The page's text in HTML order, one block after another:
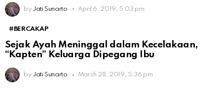
by Jati Sunarto April 6, 2019, 5:03 pm
#BERCAKAP
Sejak Ayah Meninggal dalam Kecelakaan,
“Kapten” Keluarga Dipegang Ibu
by Jati Sunarto March 28, 2019, 5:36 pm